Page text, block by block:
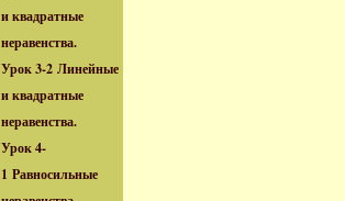
и квадратные
неравенства.
Урок 3-2 Линейные
и квадратные
неравенства.
Урок 4-
1 Равносильные